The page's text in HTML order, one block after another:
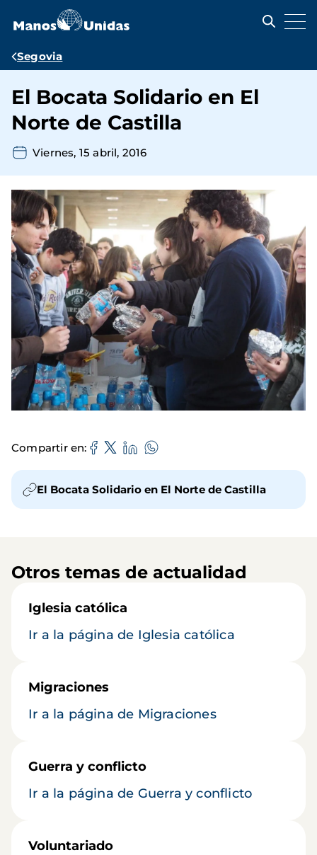
contenido
Ruta
navegación
Segovia
El Bocata Solidario en El
Norte de Castilla
Viernes, 15 abril, 2016
Compartir en
El Bocata Solidario en El Norte de Castilla
Otros temas de actualidad
Iglesia católica
Ir a la página de Iglesia católica
Migraciones
Ir a la página de Migraciones
Guerra y conflicto
Ir a la página de Guerra y conflicto
Voluntariado